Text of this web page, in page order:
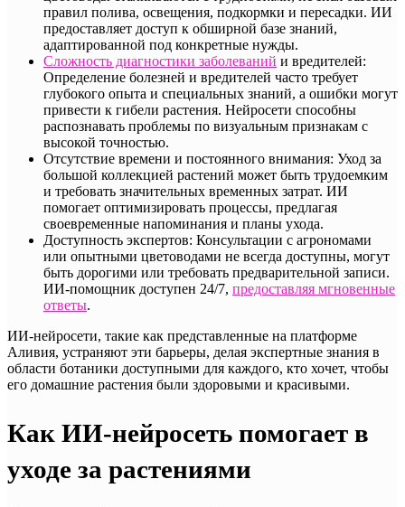
правил полива, освещения, подкормки и пересадки. ИИ
предоставляет доступ к обширной базе знаний,
адаптированной под конкретные нужды.
Сложность диагностики заболеваний и вредителей:
Определение болезней и вредителей часто требует
глубокого опыта и специальных знаний, а ошибки могут
привести к гибели растения. Нейросети способны
распознавать проблемы по визуальным признакам с
высокой точностью.
Отсутствие времени и постоянного внимания: Уход за
большой коллекцией растений может быть трудоемким
и требовать значительных временных затрат. ИИ
помогает оптимизировать процессы, предлагая
своевременные напоминания и планы ухода.
Доступность экспертов: Консультации с агрономами
или опытными цветоводами не всегда доступны, могут
быть дорогими или требовать предварительной записи.
ИИ-помощник доступен 24/7, предоставляя мгновенные
ответы.
ИИ-нейросети, такие как представленные на платформе
Аливия, устраняют эти барьеры, делая экспертные знания в
области ботаники доступными для каждого, кто хочет, чтобы
его домашние растения были здоровыми и красивыми.
Как ИИ-нейросеть помогает в
уходе за растениями